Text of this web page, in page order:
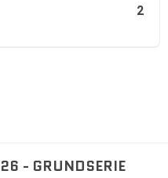
2
- GRUNDSERIE